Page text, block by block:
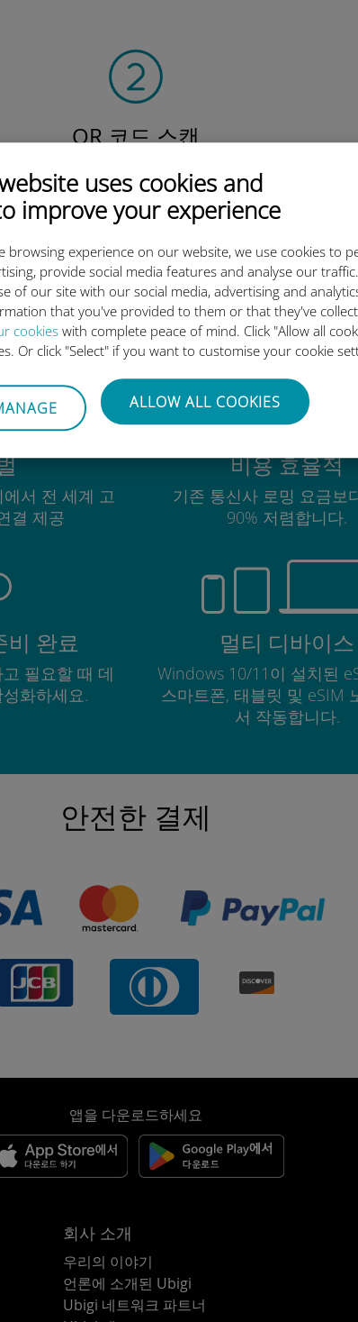
uses cookies and
improve your experience
browsing experience on our website, we use cookies to
provide social media features and analyse our
of our site with our social media, advertising and
that you've provided to them or that they've
cookies with complete peace of mind. Click "Allow all
Or click "Select" if you want to customise your cookie
ALLOW ALL COOKIES
QR 코드 스캔
비기 eSIM을 설치하세요.간단합니다!
을
국제 eSIM이 우수한 이유
서 전 세계 고
결 제공
비용 효율적
기존 통신사 로밍 요금보
90% 저렴합니다.
비 완료
필요할 때 데
화하세요.
멀티 디바이스
Windows 10/11이 설치된
스마트폰, 태블릿 및 eSIM
서 작동합니다.
안전한 결제
앱을 다운로드하세요
회사 소개
우리의 이야기
언론에 소개된 Ubigi
Ubigi 네트워크 파트너